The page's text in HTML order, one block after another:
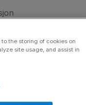
to the storing of cookies on
site usage, and assist in